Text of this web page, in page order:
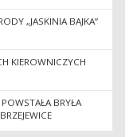
„JASKINIA BAJKA”
KIEROWNICZYCH
BRYŁA